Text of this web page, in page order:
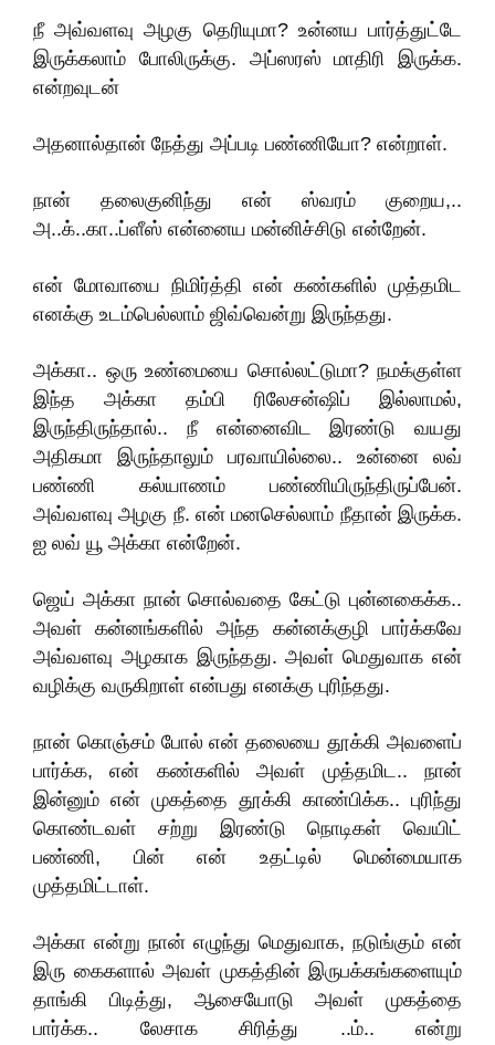
நீ அவ்வளவு அழகு தெரியுமா? உன்னய பார்த்துட்டே
இருக்கலாம் போலிருக்கு. அப்ஸரஸ் மாதிரி இருக்க.
என்றவுடன்
அதனால்தான் நேத்து அப்படி பண்ணியோ? என்றாள்.
நான் தலைகுனிந்து என் ஸ்வரம் குறைய,..
அ..க்..கா..ப்ளீஸ் என்னைய மன்னிச்சிடு என்றேன்.
என் மோவாயை நிமிர்த்தி என் கண்களில் முத்தமிட
எனக்கு உடம்பெல்லாம் ஜிவ்வென்று இருந்தது.
அக்கா.. ஒரு உண்மையை சொல்லட்டுமா? நமக்குள்ள
இந்த அக்கா தம்பி ரிலேசன்ஷிப் இல்லாமல்,
இருந்திருந்தால்.. நீ என்னைவிட இரண்டு வயது
அதிகமா இருந்தாலும் பரவாயில்லை.. உன்னை லவ்
பண்ணி கல்யாணம் பண்ணியிருந்திருப்பேன்.
அவ்வளவு அழகு நீ. என் மனசெல்லாம் நீதான் இருக்க.‌
ஐ லவ் யூ அக்கா என்றேன்.
ஜெய் அக்கா நான் சொல்வதை கேட்டு புன்னகைக்க..
அவள் கன்னங்களில் அந்த கன்னக்குழி பார்க்கவே
அவ்வளவு அழகாக இருந்தது. அவள் மெதுவாக என்
வழிக்கு வருகிறாள் என்பது எனக்கு புரிந்தது.
நான் கொஞ்சம் போல் என் தலையை தூக்கி அவளைப்
பார்க்க, என் கண்களில் அவள் முத்தமிட.. நான்
இன்னும் என் முகத்தை தூக்கி காண்பிக்க.. புரிந்து
கொண்டவள் சற்று இரண்டு நொடிகள் வெயிட்
பண்ணி, பின் என் உதட்டில் மென்மையாக
முத்தமிட்டாள்.
அக்கா என்று நான் எழுந்து மெதுவாக, நடுங்கும் என்
இரு கைகளால் அவள் முகத்தின் இருபக்கங்களையும்
தாங்கி பிடித்து, ஆசையோடு அவள் முகத்தை
பார்க்க.. லேசாக சிரித்து ..ம்.. என்று